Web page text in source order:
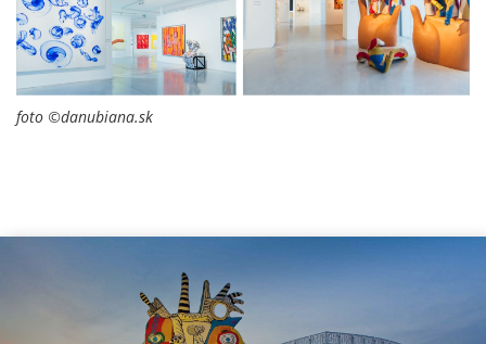
foto ©danubiana.sk